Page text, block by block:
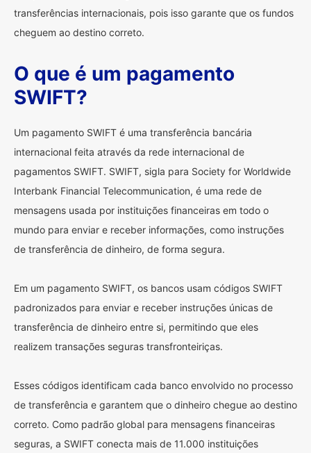
transferências internacionais, pois isso garante que os fundos
cheguem ao destino correto.
O que é um pagamento
SWIFT?
Um pagamento SWIFT é uma transferência bancária
internacional feita através da rede internacional de
pagamentos SWIFT. SWIFT, sigla para Society for Worldwide
Interbank Financial Telecommunication, é uma rede de
mensagens usada por instituições financeiras em todo o
mundo para enviar e receber informações, como instruções
de transferência de dinheiro, de forma segura.
Em um pagamento SWIFT, os bancos usam códigos SWIFT
padronizados para enviar e receber instruções únicas de
transferência de dinheiro entre si, permitindo que eles
realizem transações seguras transfronteiriças.
Esses códigos identificam cada banco envolvido no processo
de transferência e garantem que o dinheiro chegue ao destino
correto. Como padrão global para mensagens financeiras
seguras, a SWIFT conecta mais de 11.000 instituições